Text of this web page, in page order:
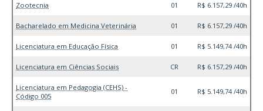
Zootecnia 01 R$ 6.157,29 /40h
Bacharelado em Medicina Veterinária 01 R$ 6.157,29 /40h
Licenciatura em Educação Física 01 R$ 5.149,74 /40h
Licenciatura em Ciências Sociais CR R$ 6.157,29 /40h
Licenciatura em Pedagogia (CEHS) -
Código 005
01 R$ 5.149,74 /40h